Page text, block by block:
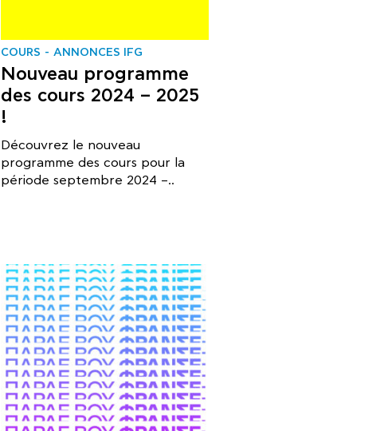
COURS ANNONCES IFG
Nouveau programme
des cours 2024 – 2025
!
Découvrez le nouveau
programme des cours pour la
période septembre 2024 –..